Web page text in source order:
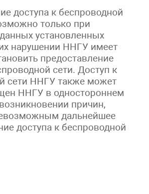
доступа к беспроводной
только при
установленных
нарушении ННГУ имеет
предоставление
сети. Доступ к
сети ННГУ также может
ННГУ в одностороннем
причин,
дальнейшее
доступа к беспроводной